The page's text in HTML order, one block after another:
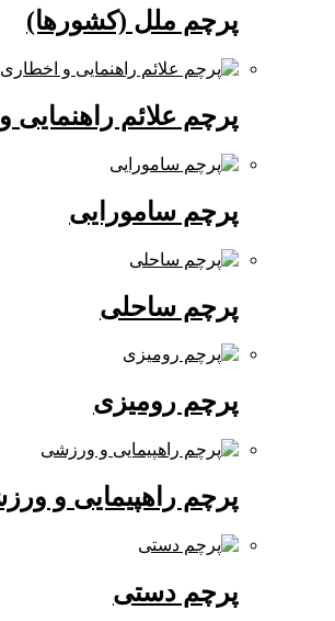
پرچم ملل (کشورها)
پرچم علائم راهنمایی و اخطاری
پرچم سامورایی
پرچم ساحلی
پرچم رومیزی
پرچم راهپیمایی و ورزشی
پرچم دستی